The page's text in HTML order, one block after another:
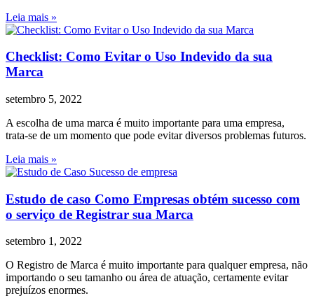
Leia mais »
Checklist: Como Evitar o Uso Indevido da sua
Marca
setembro 5, 2022
A escolha de uma marca é muito importante para uma empresa,
trata-se de um momento que pode evitar diversos problemas futuros.
Leia mais »
Estudo de caso Como Empresas obtém sucesso com
o serviço de Registrar sua Marca
setembro 1, 2022
O Registro de Marca é muito importante para qualquer empresa, não
importando o seu tamanho ou área de atuação, certamente evitar
prejuízos enormes.